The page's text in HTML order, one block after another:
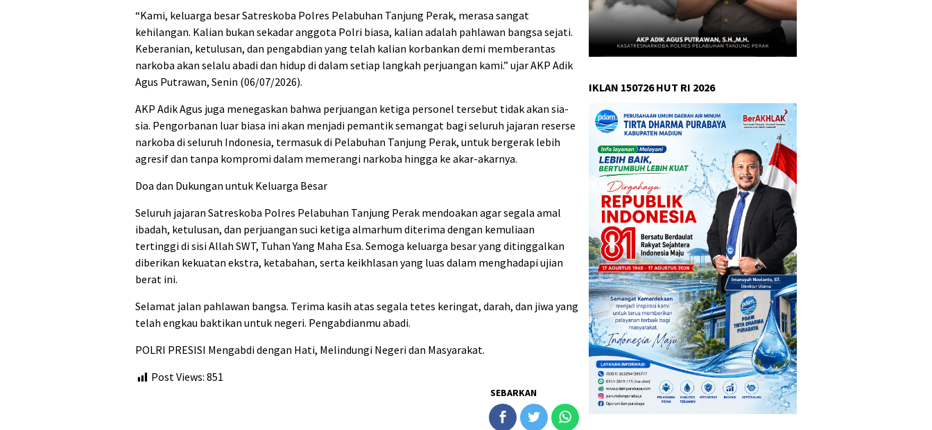
“Kami, keluarga besar Satreskoba Polres Pelabuhan Tanjung Perak, merasa sangat
kehilangan. Kalian bukan sekadar anggota Polri biasa, kalian adalah pahlawan bangsa sejati.
Keberanian, ketulusan, dan pengabdian yang telah kalian korbankan demi memberantas
narkoba akan selalu abadi dan hidup di dalam setiap langkah perjuangan kami.” ujar AKP Adik
Agus Putrawan, Senin (06/07/2026).
AKP Adik Agus juga menegaskan bahwa perjuangan ketiga personel tersebut tidak akan sia-
sia. Pengorbanan luar biasa ini akan menjadi pemantik semangat bagi seluruh jajaran reserse
narkoba di seluruh Indonesia, termasuk di Pelabuhan Tanjung Perak, untuk bergerak lebih
agresif dan tanpa kompromi dalam memerangi narkoba hingga ke akar-akarnya.
Doa dan Dukungan untuk Keluarga Besar
Seluruh jajaran Satreskoba Polres Pelabuhan Tanjung Perak mendoakan agar segala amal
ibadah, ketulusan, dan perjuangan suci ketiga almarhum diterima dengan kemuliaan
tertinggi di sisi Allah SWT, Tuhan Yang Maha Esa. Semoga keluarga besar yang ditinggalkan
diberikan kekuatan ekstra, ketabahan, serta keikhlasan yang luas dalam menghadapi ujian
berat ini.
Selamat jalan pahlawan bangsa. Terima kasih atas segala tetes keringat, darah, dan jiwa yang
telah engkau baktikan untuk negeri. Pengabdianmu abadi.
POLRI PRESISI Mengabdi dengan Hati, Melindungi Negeri dan Masyarakat.
Post Views: 851
SEBARKAN
IKLAN 150726 HUT RI 2026